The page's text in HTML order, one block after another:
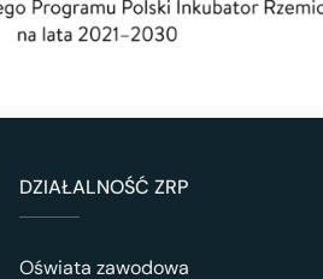
DZIAŁALNOŚĆ ZRP
Oświata zawodowa